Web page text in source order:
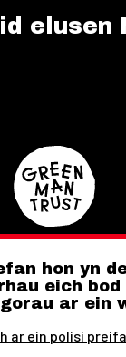
elusen
Instagram
hon yn
eich bod
ar ein
ar ein polisi